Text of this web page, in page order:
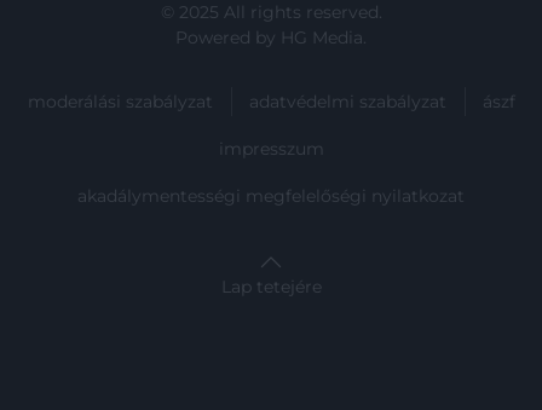
© 2025 All rights reserved.
Powered by HG Media.
moderálási szabályzat adatvédelmi szabályzat ászf
impresszum
akadálymentességi megfelelőségi nyilatkozat
Lap tetejére